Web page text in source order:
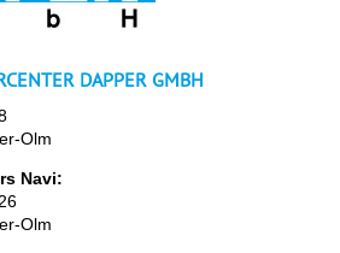
DAPPER GMBH
Olm
Navi:
Olm